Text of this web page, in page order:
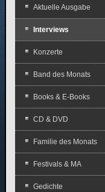
Aktuelle Ausgabe
Interviews
Konzerte
Band des Monats
Books & E-Books
CD & DVD
Familie des Monats
Festivals & MA
Gedichte